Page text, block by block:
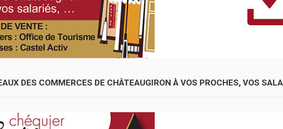
DES COMMERCES DE CHÂTEAUGIRON À VOS PROCHES, VOS